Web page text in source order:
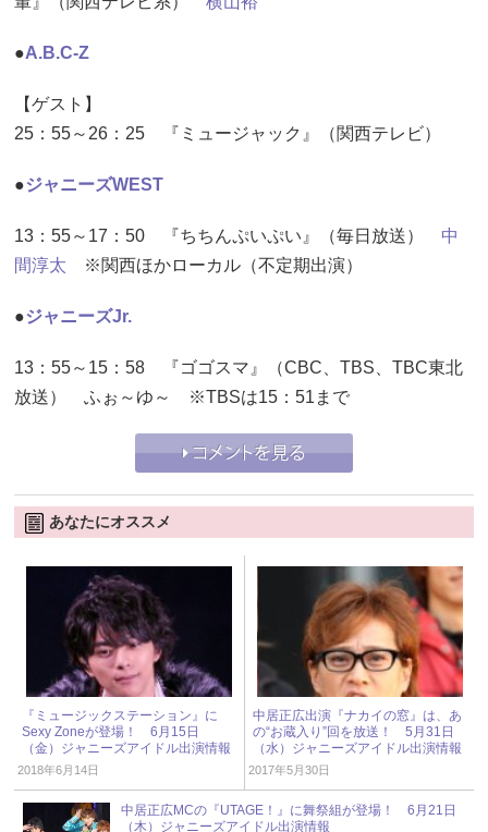
●A.B.C-Z
【ゲスト】
25：55～26：25 『ミュージャック』（関西テレビ）
●ジャニーズWEST
13：55～17：50 『ちちんぷいぷい』（毎日放送） 中
間淳太 ※関西ほかローカル（不定期出演）
●ジャニーズJr.
13：55～15：58 『ゴゴスマ』（CBC、TBS、TBC東北
放送） ふぉ～ゆ～ ※TBSは15：51まで
あなたにオススメ
『ミュージックステーション』に
Sexy Zoneが登場！ 6月15日
（金）ジャニーズアイドル出演情報
2018年6月14日
中居正広出演『ナカイの窓』は、あ
の“お蔵入り”回を放送！ 5月31日
（水）ジャニーズアイドル出演情報
2017年5月30日
中居正広MCの『UTAGE！』に舞祭組が登場！ 6月21日
（木）ジャニーズアイドル出演情報